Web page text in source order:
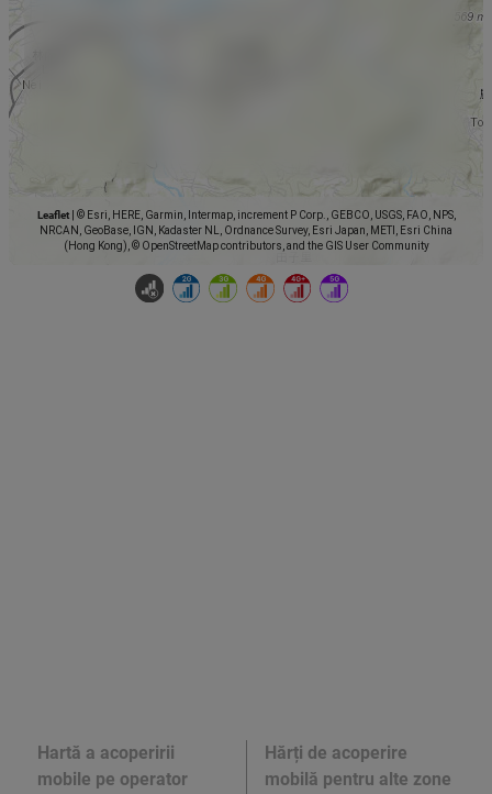
Leaflet
© Esri, HERE, Garmin, Intermap, increment P Corp., GEBCO, USGS, FAO, NPS,
NRCAN, GeoBase, IGN, Kadaster NL, Ordnance Survey, Esri Japan, METI, Esri China
(Hong Kong), © OpenStreetMap contributors, and the GIS User Community
Hartă a acoperirii
mobile pe operator
Hărți de acoperire
mobilă pentru alte zone